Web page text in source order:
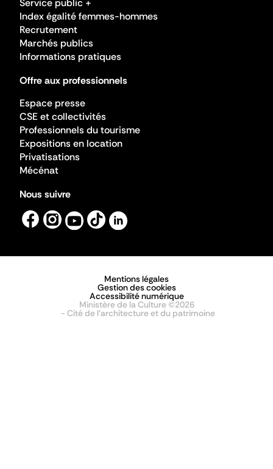
Service public +
Index égalité femmes-hommes
Recrutement
Marchés publics
Informations pratiques
Offre aux professionnels
Espace presse
CSE et collectivités
Professionnels du tourisme
Expositions en location
Privatisations
Mécénat
Nous suivre
Mentions légales
Gestion des cookies
Accessibilité numérique
Ministère de la Culture ©2026
- Cité de l'architecture et du patrimoine